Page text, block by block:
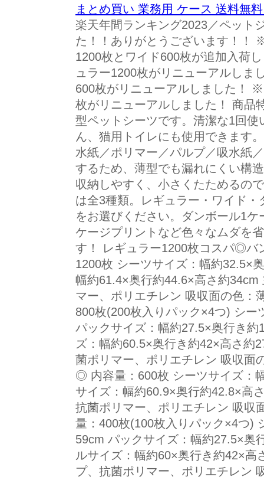
まとめ買い 業務用 ケース 送料無
楽天年間ランキング2023／ペット
た！！ありがとうございます！！
1200枚とワイド600枚が追加入荷
ュラー1200枚がリニューアルし
600枚がリニューアルしました！
枚がリニューアルしました！ 商品
型ペットシーツです。清潔な1回
ん、猫用トイレにも使用できます
水紙／ポリマー／パルプ／吸水紙
するため、薄型でも漏れにくい構
収納しやすく、小さくたためるの
は全3種類。レギュラー・ワイド
をお選びください。ダンボール1
ケージプリントなど色々なムダを
す！ レギュラー1200枚コスパ◎バ
1200枚 シーツサイズ：幅約32.5×
幅約61.4×奥行約44.6×高さ約
マー、ポリエチレン 吸収面の色：
800枚(200枚入りパック×4つ) シ
パックサイズ：幅約27.5×奥行き
ズ：幅約60.5×奥行き約42×高さ約
菌ポリマー、ポリエチレン 吸収面
◎ 内容量：600枚 シーツサイズ：
サイズ：幅約60.9×奥行約42.8×高
抗菌ポリマー、ポリエチレン 吸収
量：400枚(100枚入りパック×4つ)
59cm パックサイズ：幅約27.5×奥
ルサイズ：幅約60×奥行き約42×高
プ、抗菌ポリマー、ポリエチレン